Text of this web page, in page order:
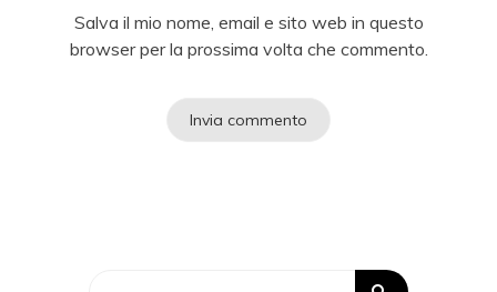
Salva il mio nome, email e sito web in questo
browser per la prossima volta che commento.